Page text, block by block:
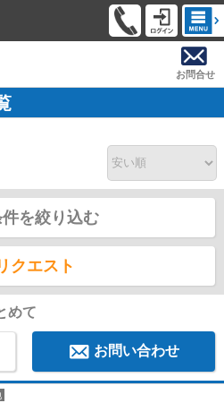
お問合せ
を絞り込む
クエスト
めて
お問い合わせ